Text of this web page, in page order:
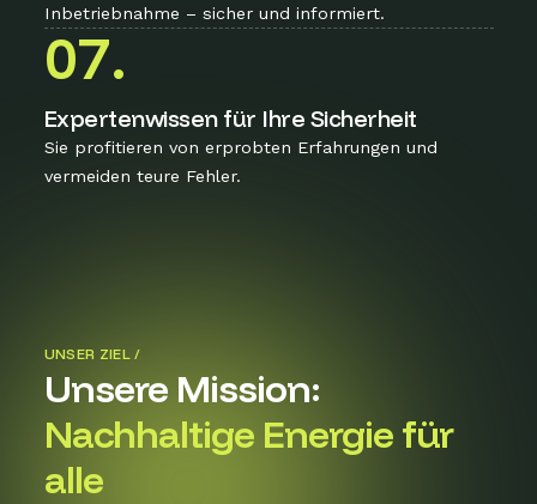
Inbetriebnahme – sicher und informiert.
07.
Expertenwissen für Ihre Sicherheit
Sie profitieren von erprobten Erfahrungen und
vermeiden teure Fehler.
UNSER ZIEL /
Unsere Mission:
Nachhaltige Energie für
alle